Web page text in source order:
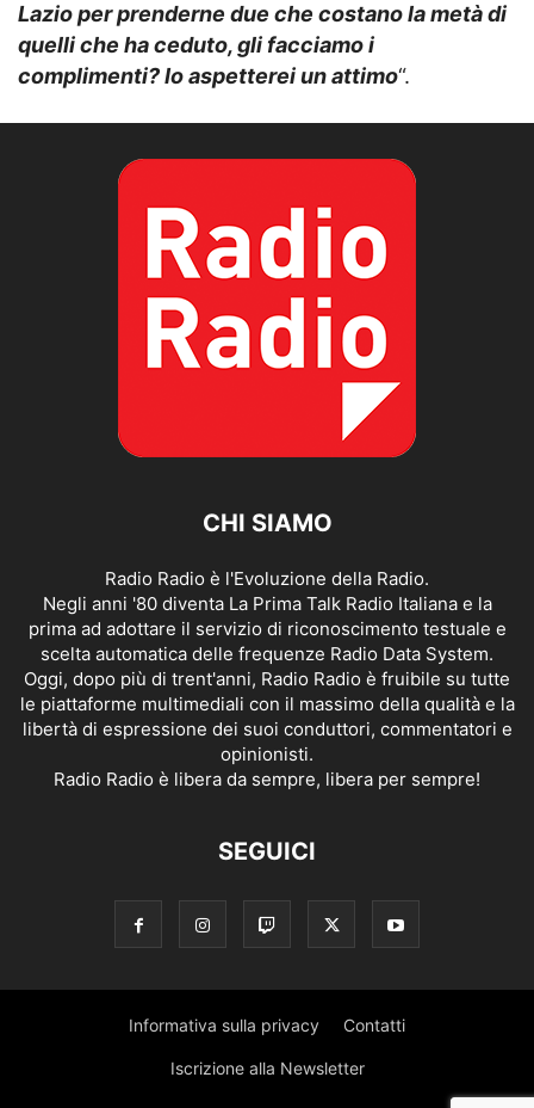
Lazio per prenderne due che costano la metà di
quelli che ha ceduto, gli facciamo i
complimenti? Io aspetterei un attimo“.
CHI SIAMO
Radio Radio è l'Evoluzione della Radio.
Negli anni '80 diventa La Prima Talk Radio Italiana e la
prima ad adottare il servizio di riconoscimento testuale e
scelta automatica delle frequenze Radio Data System.
Oggi, dopo più di trent'anni, Radio Radio è fruibile su tutte
le piattaforme multimediali con il massimo della qualità e la
libertà di espressione dei suoi conduttori, commentatori e
opinionisti.
Radio Radio è libera da sempre, libera per sempre!
SEGUICI
Informativa sulla privacy Contatti
Iscrizione alla Newsletter